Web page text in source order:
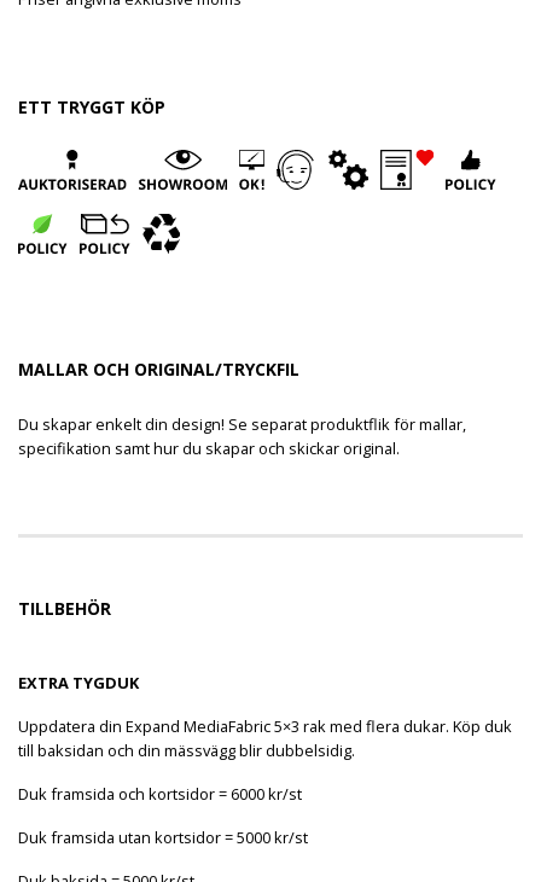
ETT TRYGGT KÖP
MALLAR OCH ORIGINAL/TRYCKFIL
Du skapar enkelt din design! Se separat produktflik för mallar,
specifikation samt hur du skapar och skickar original.
TILLBEHÖR
EXTRA TYGDUK
Uppdatera din Expand MediaFabric 5×3 rak med flera dukar. Köp duk
till baksidan och din mässvägg blir dubbelsidig.
Duk framsida och kortsidor = 6000 kr/st
Duk framsida utan kortsidor = 5000 kr/st